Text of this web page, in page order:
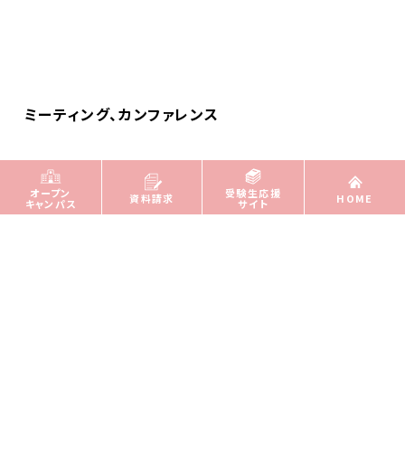
オープン
キャンパス 資料請求 受験生応援
サイト HOME
ミーティング、カンファレンス